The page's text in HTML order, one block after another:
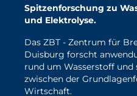
Spitzenforschung zu
und Elektrolyse.
Das ZBT - Zentrum für
Duisburg forscht
rund um Wasserstoff
zwischen der
Wirtschaft.